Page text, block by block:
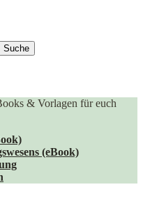
& Vorlagen für euch
(eBook)